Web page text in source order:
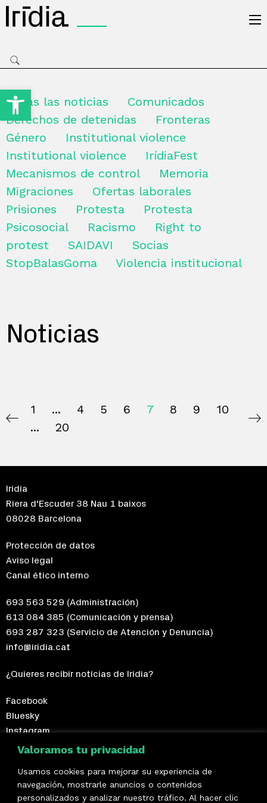
Open toolbar
Valoramos tu privacidad
Usamos cookies para mejorar su experiencia de
navegación, mostrarle anuncios o contenidos
personalizados y analizar nuestro tráfico. Al hacer clic
Todas las noticias
Comunicados
Derechos de detenidas
Fronteras
Género
Institutional violence
Institutional violence
IrídiaFest
Mecanismos de control
Memoria
Migraciones
Ofertas laborales
Prisiones
Protesta
Protesta
Psicosocial
Racismo
Right to
protest
SAIDAVI
Socias
StopBalasGoma
Violencia institucional
Noticias
1 4 5 6 7 8 9
10
20
Irídia
Riera d'Escuder 38 Nau 1 baixos
08028 Barcelona
Protección de datos
Aviso legal
Canal ético interno
693 563 529 (Administración)
613 084 385 (Comunicación y prensa)
693 287 323 (Servicio de Atención y Denuncia)
info@iridia.cat
¿Quieres recibir notícias de Irídia?
Facebook
Bluesky
Instagram
Telegram
¡Hazte socio/a!